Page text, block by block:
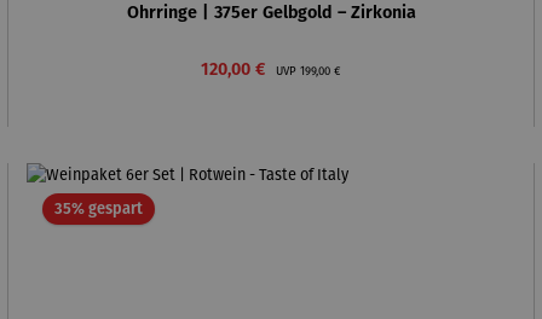
Ohrringe | 375er Gelbgold – Zirkonia
Verkaufspreis:
120,00 € UVP Regulärer Preis:
199,00 €
35% gespartRabatt